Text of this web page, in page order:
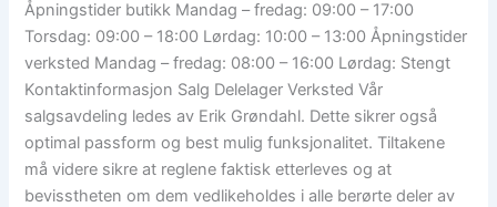
Åpningstider butikk Mandag – fredag: 09:00 – 17:00
Torsdag: 09:00 – 18:00 Lørdag: 10:00 – 13:00 Åpningstider
verksted Mandag – fredag: 08:00 – 16:00 Lørdag: Stengt
Kontaktinformasjon Salg Delelager Verksted Vår
salgsavdeling ledes av Erik Grøndahl. Dette sikrer også
optimal passform og best mulig funksjonalitet. Tiltakene
må videre sikre at reglene faktisk etterleves og at
bevisstheten om dem vedlikeholdes i alle berørte deler av